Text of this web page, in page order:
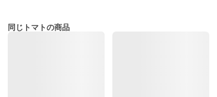
同じトマトの商品